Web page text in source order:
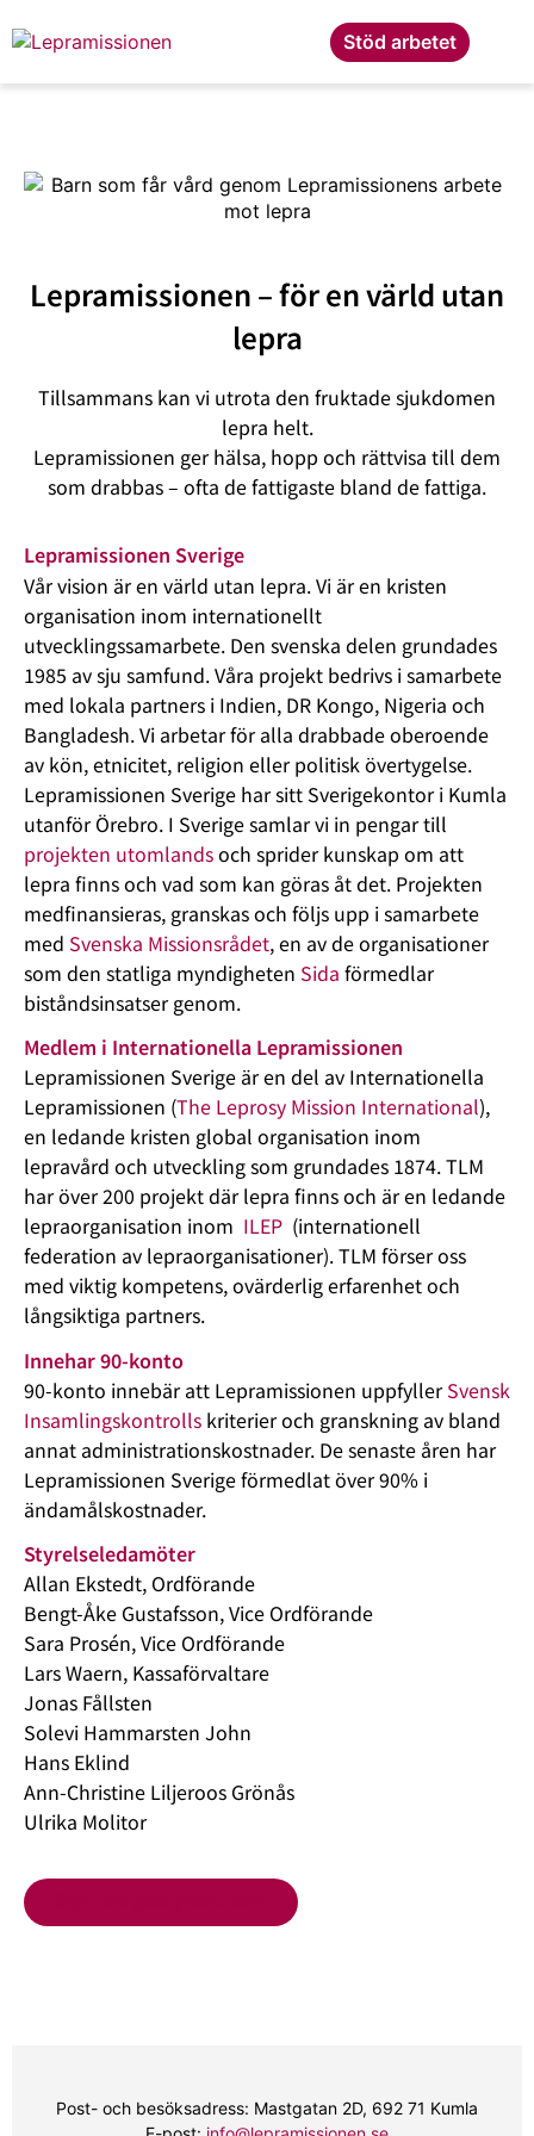
Stöd arbetet
Lepramissionen – för en värld utan
lepra
Tillsammans kan vi utrota den fruktade sjukdomen
lepra helt.
Lepramissionen ger hälsa, hopp och rättvisa till dem
som drabbas – ofta de fattigaste bland de fattiga.
Lepramissionen Sverige
Vår vision är en värld utan lepra. Vi är en kristen
organisation inom internationellt
utvecklingssamarbete. Den svenska delen grundades
1985 av sju samfund. Våra projekt bedrivs i samarbete
med lokala partners i Indien, DR Kongo, Nigeria och
Bangladesh. Vi arbetar för alla drabbade oberoende
av kön, etnicitet, religion eller politisk övertygelse.
Lepramissionen Sverige har sitt Sverigekontor i Kumla
utanför Örebro. I Sverige samlar vi in pengar till
projekten utomlandsoch sprider kunskap om att
lepra finns och vad som kan göras åt det. Projekten
medfinansieras, granskas och följs upp i samarbete
med Svenska Missionsrådet, en av de organisationer
som den statliga myndigheten Sida förmedlar
biståndsinsatser genom.
Medlem i Internationella Lepramissionen
Lepramissionen Sverige är en del av Internationella
Lepramissionen (The Leprosy Mission International),
en ledande kristen global organisation inom
lepravård och utveckling som grundades 1874. TLM
har över 200 projekt där lepra finns och är en ledande
lepraorganisation inom ILEP (internationell
federation av lepraorganisationer). TLM förser oss
med viktig kompetens, ovärderlig erfarenhet och
långsiktiga partners.
Innehar 90-konto
90-konto innebär att Lepramissionen uppfyllerSvensk
Insamlingskontrolls kriterier och granskning av bland
annat administrationskostnader. De senaste åren har
Lepramissionen Sverige förmedlat över 90% i
ändamålskostnader.
Styrelseledamöter
Allan Ekstedt, Ordförande
Bengt-Åke Gustafsson, Vice Ordförande
Sara Prosén, Vice Ordförande
Lars Waern, Kassaförvaltare
Jonas Fållsten
Solevi Hammarsten John
Hans Eklind
Ann-Christine Liljeroos Grönås
Ulrika Molitor
Post- och besöksadress: Mastgatan 2D, 692 71 Kumla